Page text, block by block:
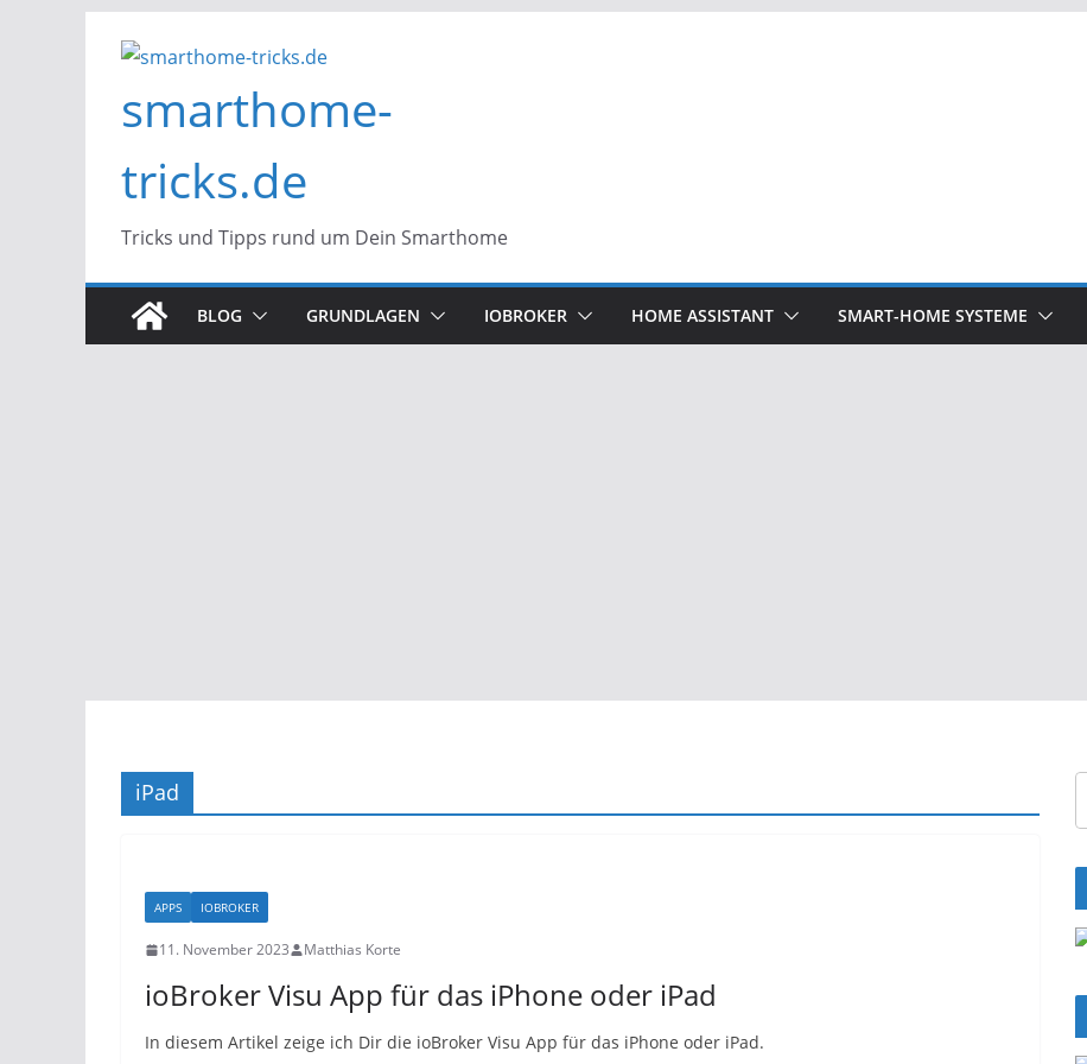
Inhalt
smarthome-
tricks.de
Tricks und Tipps rund um Dein Smarthome
BLOG GRUNDLAGEN IOBROKER HOME ASSISTANT SMART-HOME SYSTEME
iPad
APPS IOBROKER
11. November 2023 Matthias Korte
ioBroker Visu App für das iPhone oder iPad
In diesem Artikel zeige ich Dir die ioBroker Visu App für das iPhone oder iPad.